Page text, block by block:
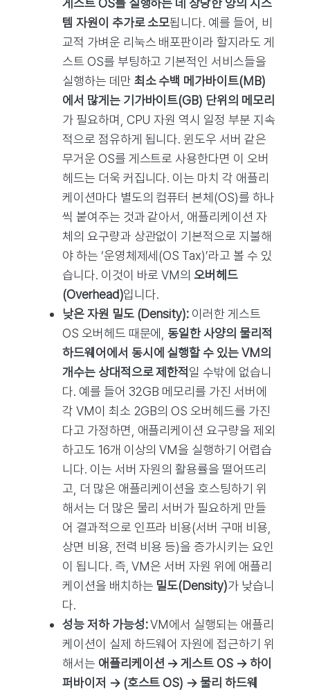
게스트 OS를 실행하는 데 상당한 양의 시스
템 자원이 추가로 소모됩니다. 예를 들어, 비
교적 가벼운 리눅스 배포판이라 할지라도 게
스트 OS를 부팅하고 기본적인 서비스들을
실행하는 데만 최소 수백 메가바이트(MB)
에서 많게는 기가바이트(GB) 단위의 메모리
가 필요하며, CPU 자원 역시 일정 부분 지속
적으로 점유하게 됩니다. 윈도우 서버 같은
무거운 OS를 게스트로 사용한다면 이 오버
헤드는 더욱 커집니다. 이는 마치 각 애플리
케이션마다 별도의 컴퓨터 본체(OS)를 하나
씩 붙여주는 것과 같아서, 애플리케이션 자
체의 요구량과 상관없이 기본적으로 지불해
야 하는 ‘운영체제세(OS Tax)’라고 볼 수 있
습니다. 이것이 바로 VM의오버헤드
(Overhead)입니다.
낮은 자원 밀도 (Density): 이러한 게스트
OS 오버헤드 때문에, 동일한 사양의 물리적
하드웨어에서 동시에 실행할 수 있는 VM의
개수는 상대적으로 제한적일 수밖에 없습니
다. 예를 들어 32GB 메모리를 가진 서버에
각 VM이 최소 2GB의 OS 오버헤드를 가진
다고 가정하면, 애플리케이션 요구량을 제외
하고도 16개 이상의 VM을 실행하기 어렵습
니다. 이는 서버 자원의 활용률을 떨어뜨리
고, 더 많은 애플리케이션을 호스팅하기 위
해서는 더 많은 물리 서버가 필요하게 만들
어 결과적으로 인프라 비용(서버 구매 비용,
상면 비용, 전력 비용 등)을 증가시키는 요인
이 됩니다. 즉, VM은 서버 자원 위에 애플리
케이션을 배치하는 밀도(Density)가 낮습니
다.
성능 저하 가능성:VM에서 실행되는 애플리
케이션이 실제 하드웨어 자원에 접근하기 위
해서는 애플리케이션 → 게스트 OS → 하이
퍼바이저 → (호스트 OS) → 물리 하드웨